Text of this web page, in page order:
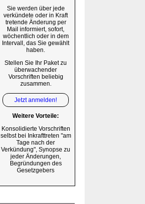
Sie werden über jede
verkündete oder in Kraft
tretende Änderung per
Mail informiert, sofort,
wöchentlich oder in dem
Intervall, das Sie gewählt
haben.
Stellen Sie Ihr Paket zu
überwachender
Vorschriften beliebig
zusammen.
Jetzt anmelden!
Weitere Vorteile:
Konsolidierte Vorschriften
selbst bei Inkrafttreten "am
Tage nach der
Verkündung", Synopse zu
jeder Änderungen,
Begründungen des
Gesetzgebers